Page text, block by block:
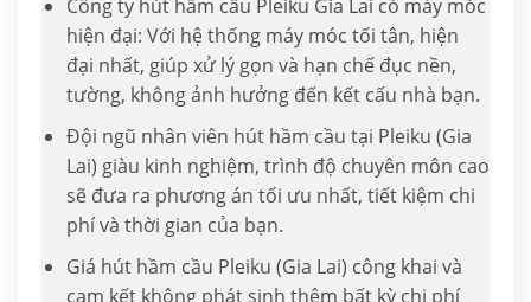
Công ty hút hầm cầu Pleiku Gia Lai có máy móc
hiện đại: Với hệ thống máy móc tối tân, hiện
đại nhất, giúp xử lý gọn và hạn chế đục nền,
tường, không ảnh hưởng đến kết cấu nhà bạn.
Đội ngũ nhân viên hút hầm cầu tại Pleiku (Gia
Lai) giàu kinh nghiệm, trình độ chuyên môn cao
sẽ đưa ra phương án tối ưu nhất, tiết kiệm chi
phí và thời gian của bạn.
Giá hút hầm cầu Pleiku (Gia Lai) công khai và
cam kết không phát sinh thêm bất kỳ chi phí